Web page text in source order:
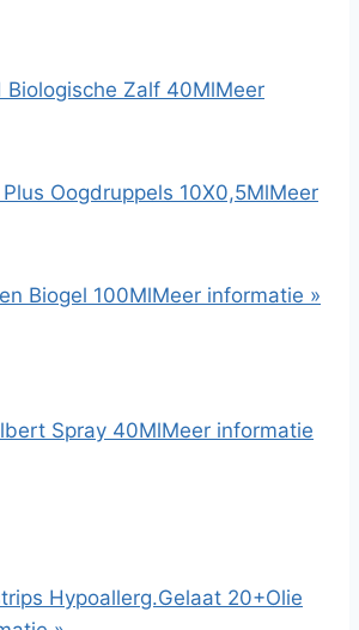
Biologische Zalf 40MlMeer
Oogdruppels 10X0,5MlMeer
Biogel 100MlMeer informatie »
Spray 40MlMeer informatie
Hypoallerg.Gelaat 20+Olie